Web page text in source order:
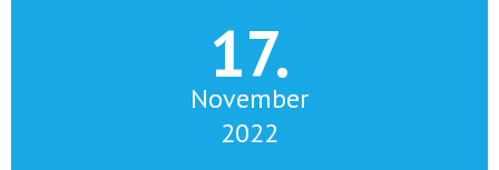
17.
November
2022